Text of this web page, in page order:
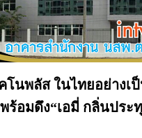
โนพลัส ในไทยอย่างเ
ร้อมดึง“เอมี่ กลิ่นประ